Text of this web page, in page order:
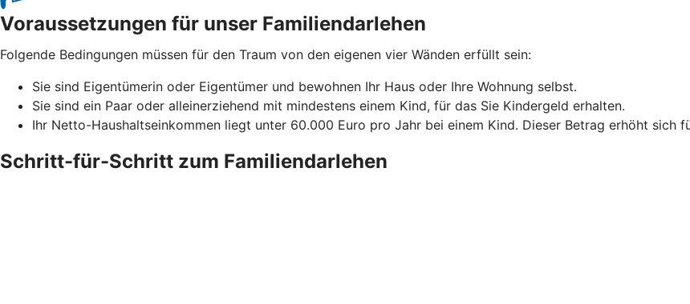
Voraussetzungen für unser Familiendarlehen
Folgende Bedingungen müssen für den Traum von den eigenen vier Wänden erfüllt sein:
Sie sind Eigentümerin oder Eigentümer und bewohnen Ihr Haus oder Ihre Wohnung selbst.
Sie sind ein Paar oder alleinerziehend mit mindestens einem Kind, für das Sie Kindergeld erhalten.
Ihr Netto-Haushaltseinkommen liegt unter 60.000 Euro pro Jahr bei einem Kind. Dieser Betrag erhöht sich
Schritt-für-Schritt zum Familiendarlehen